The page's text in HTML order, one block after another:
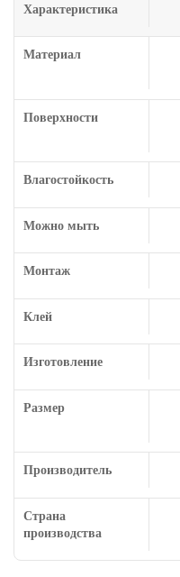
Характеристика
Материал
Поверхности
Влагостойкость
Можно мыть
Монтаж
Клей
Изготовление
Размер
Производитель
Страна
производства